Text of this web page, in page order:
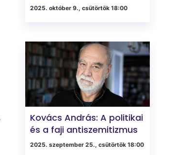
2025. október 9., csütörtök 18:00
Kovács András: A politikai
és a faji antiszemitizmus
2025. szeptember 25., csütörtök 18:00